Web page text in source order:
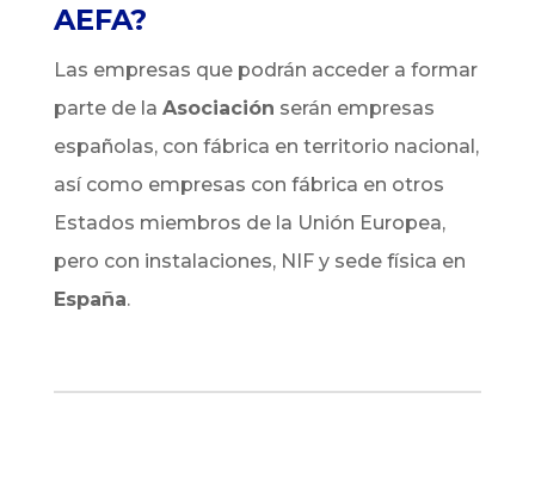
AEFA?
Las empresas que podrán acceder a formar
parte de la Asociación serán empresas
españolas, con fábrica en territorio nacional,
así como empresas con fábrica en otros
Estados miembros de la Unión Europea,
pero con instalaciones, NIF y sede física en
España.